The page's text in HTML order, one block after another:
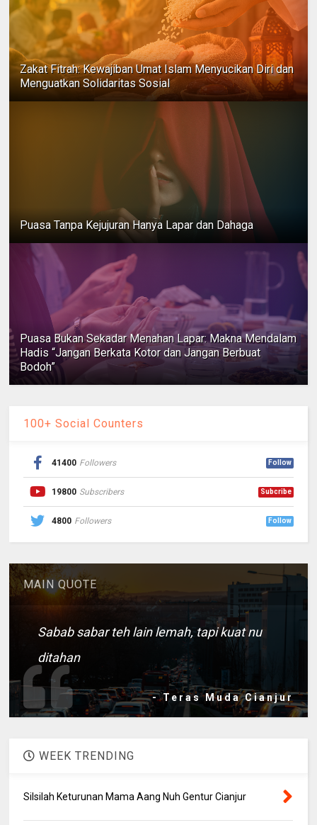
Zakat Fitrah: Kewajiban Umat Islam Menyucikan Diri dan
Menguatkan Solidaritas Sosial
Puasa Tanpa Kejujuran Hanya Lapar dan Dahaga
Puasa Bukan Sekadar Menahan Lapar: Makna Mendalam
Hadis “Jangan Berkata Kotor dan Jangan Berbuat
Bodoh”
100+ Social Counters
41400 Followers Follow
19800 Subscribers Subcribe
4800 Followers Follow
MAIN QUOTE
Sabab sabar teh lain lemah, tapi kuat nu
ditahan
- Teras Muda Cianjur
WEEK TRENDING
Silsilah Keturunan Mama Aang Nuh Gentur Cianjur